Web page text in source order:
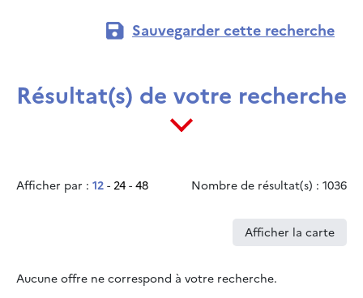
Sauvegarder cette recherche
Résultat(s) de votre recherche
Afficher par : 12 - 24 - 48 Nombre de résultat(s) : 1036
Afficher la carte
Aucune offre ne correspond à votre recherche.